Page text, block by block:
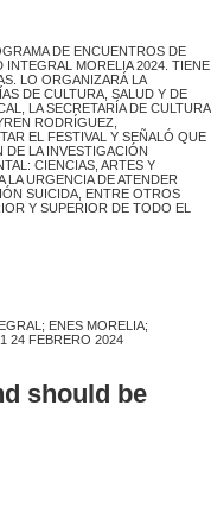
DE ENCUENTROS DE
INTEGRAL MORELIA 2024. TIENE
LO ORGANIZARÁ LA
DE CULTURA, SALUD Y DE
LA SECRETARÍA DE CULTURA
RODRÍGUEZ,
EL FESTIVAL Y SEÑALÓ QUE
DE LA INVESTIGACIÓN
CIENCIAS, ARTES Y
LA URGENCIA DE ATENDER
SUICIDA, ENTRE OTROS
Y SUPERIOR DE TODO EL
ENES MORELIA;
24 FEBRERO 2024
should be